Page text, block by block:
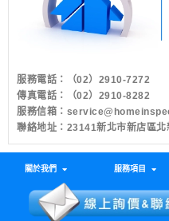
服務電話：
（02）2910-7272
傳真電話：（02）2910-8282
服務信箱：
聯絡地址：23141新北市新店區
關於我們 服務項目